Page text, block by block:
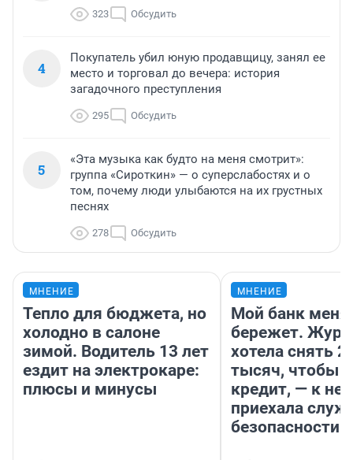
323 Обсудить
4
Покупатель убил юную продавщицу, занял ее
место и торговал до вечера: история
загадочного преступления
295 Обсудить
5
«Эта музыка как будто на меня смотрит»:
группа «Сироткин» — о суперслабостях и о
том, почему люди улыбаются на их грустных
песнях
278 Обсудить
МНЕНИЕ
Тепло для бюджета, но
холодно в салоне
зимой. Водитель 13 лет
ездит на электрокаре:
плюсы и минусы
МНЕНИЕ
Мой банк меня
бережет.
хотела снять
тысяч, чтобы
кредит, — к
приехала
безопасности